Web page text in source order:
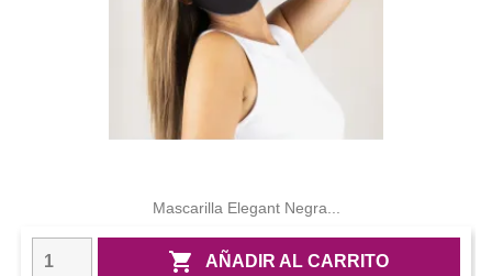
Mascarilla Elegant Negra...
 AÑADIR AL CARRITO